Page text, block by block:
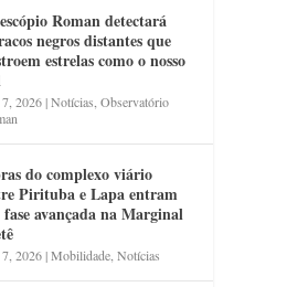
Roman detectará
negros distantes que
estrelas como o nosso
7, 2026|Notícias ,Observatório
do complexo viário
Pirituba e Lapa entram
fase avançada na Marginal
7, 2026|Mobilidade ,Notícias